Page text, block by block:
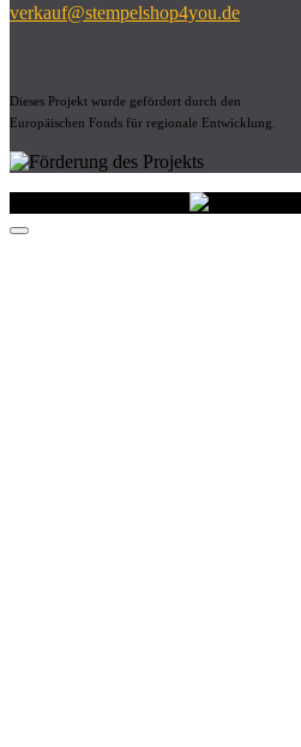
verkauf@stempelshop4you.de
Dieses Projekt wurde gefördert durch den
Europäischen Fonds für regionale Entwicklung.